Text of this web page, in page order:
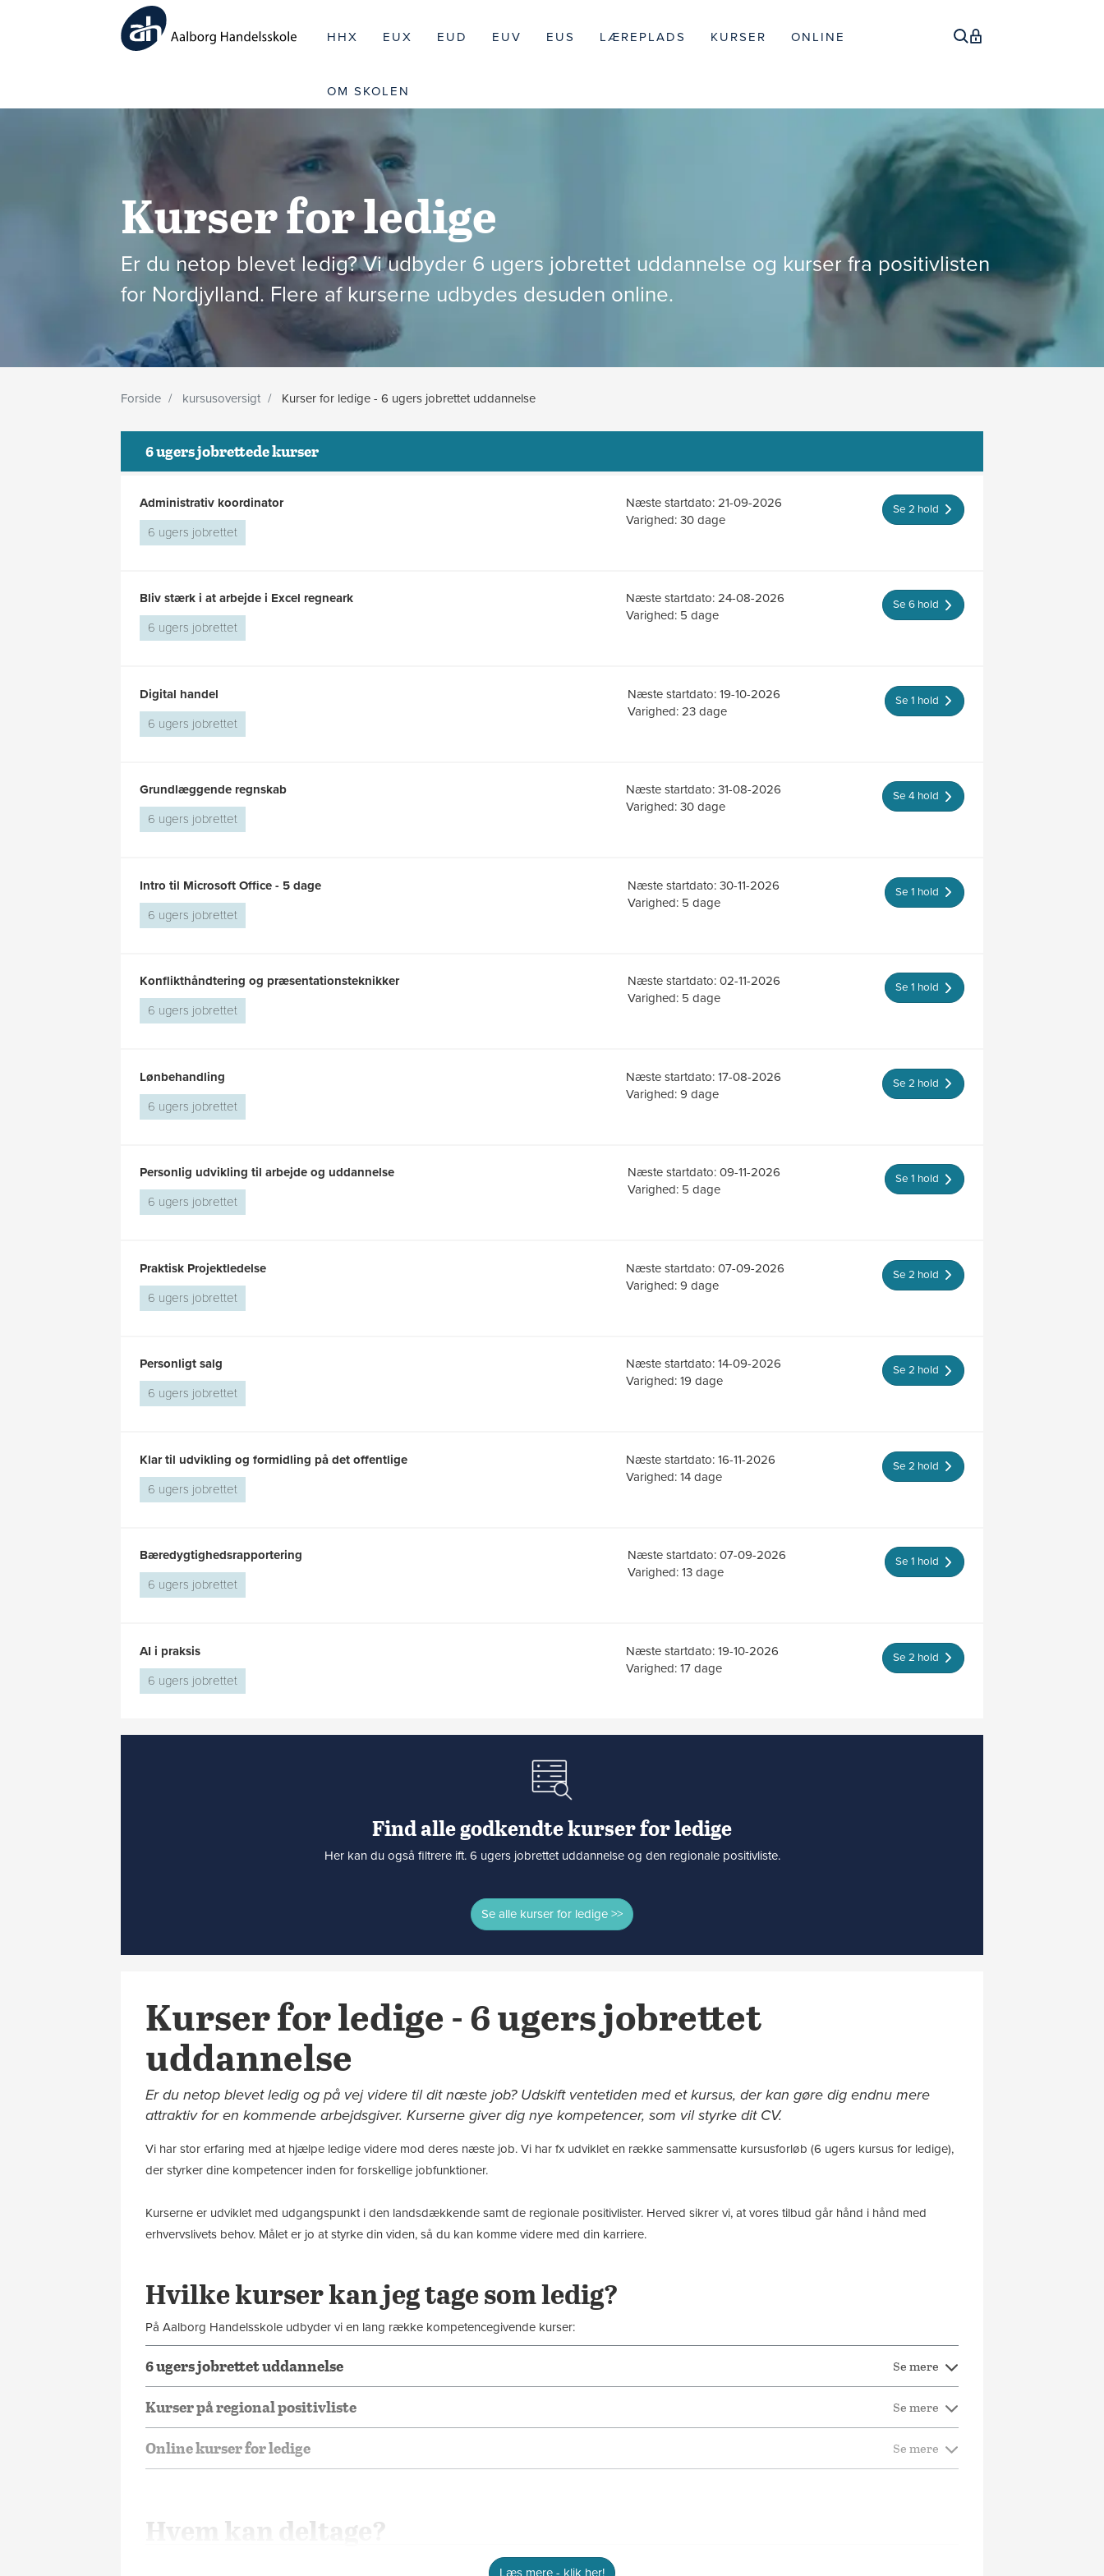
HHX EUX EUD EUV EUS LÆREPLADS KURSER ONLINE
OM SKOLEN
Kurser for ledige
Er du netop blevet ledig? Vi udbyder 6 ugers jobrettet uddannelse og kurser fra positivlisten
for Nordjylland. Flere af kurserne udbydes desuden online.
Forside kursusoversigt Kurser for ledige - 6 ugers jobrettet uddannelse
6 ugers jobrettede kurser
Administrativ koordinator
6 ugers jobrettet
Se 2 hold
Næste startdato: 21-09-2026
Varighed: 30 dage
Bliv stærk i at arbejde i Excel regneark
6 ugers jobrettet
Se 6 hold
Næste startdato: 24-08-2026
Varighed: 5 dage
Digital handel
6 ugers jobrettet
Se 1 hold
Næste startdato: 19-10-2026
Varighed: 23 dage
Grundlæggende regnskab
6 ugers jobrettet
Se 4 hold
Næste startdato: 31-08-2026
Varighed: 30 dage
Intro til Microsoft Office - 5 dage
6 ugers jobrettet
Se 1 hold
Næste startdato: 30-11-2026
Varighed: 5 dage
Konflikthåndtering og præsentationsteknikker
6 ugers jobrettet
Se 1 hold
Næste startdato: 02-11-2026
Varighed: 5 dage
Lønbehandling
6 ugers jobrettet
Se 2 hold
Næste startdato: 17-08-2026
Varighed: 9 dage
Personlig udvikling til arbejde og uddannelse
6 ugers jobrettet
Se 1 hold
Næste startdato: 09-11-2026
Varighed: 5 dage
Praktisk Projektledelse
6 ugers jobrettet
Se 2 hold
Næste startdato: 07-09-2026
Varighed: 9 dage
Personligt salg
6 ugers jobrettet
Se 2 hold
Næste startdato: 14-09-2026
Varighed: 19 dage
Klar til udvikling og formidling på det offentlige
6 ugers jobrettet
Se 2 hold
Næste startdato: 16-11-2026
Varighed: 14 dage
Bæredygtighedsrapportering
6 ugers jobrettet
Se 1 hold
Næste startdato: 07-09-2026
Varighed: 13 dage
AI i praksis
6 ugers jobrettet
Se 2 hold
Næste startdato: 19-10-2026
Varighed: 17 dage
Find alle godkendte kurser for ledige
Her kan du også filtrere ift. 6 ugers jobrettet uddannelse og den regionale positivliste.
Se alle kurser for ledige >>
Kurser for ledige - 6 ugers jobrettet
uddannelse
Er du netop blevet ledig og på vej videre til dit næste job? Udskift ventetiden med et kursus, der kan gøre dig endnu mere
attraktiv for en kommende arbejdsgiver. Kurserne giver dig nye kompetencer, som vil styrke dit CV.
Vi har stor erfaring med at hjælpe ledige videre mod deres næste job. Vi har fx udviklet en række sammensatte kursusforløb (6 ugers kursus for ledige),
der styrker dine kompetencer inden for forskellige jobfunktioner.
Kurserne er udviklet med udgangspunkt i den landsdækkende samt de regionale positivlister. Herved sikrer vi, at vores tilbud går hånd i hånd med
erhvervslivets behov. Målet er jo at styrke din viden, så du kan komme videre med din karriere.
Hvilke kurser kan jeg tage som ledig?
På Aalborg Handelsskole udbyder vi en lang række kompetencegivende kurser:
6 ugers jobrettet uddannelse Se mere
Kurser på regional positivliste Se mere
Online kurser for ledige Se mere
Hvem kan deltage?
Jeg er faglært, ufaglært eller har en kort videregående uddannelse
Læs mere - klik her!